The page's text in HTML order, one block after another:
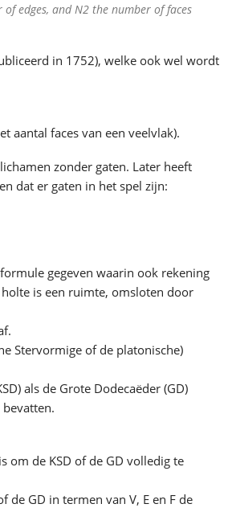
edges, and N2 the number of faces
in 1752), welke ook wel wordt
aantal faces van een veelvlak).
zonder gaten. Later heeft
dat er gaten in het spel zijn:
gegeven waarin ook rekening
is een ruimte, omsloten door
Stervormige of de platonische)
als de Grote Dodecaëder (GD)
om de KSD of de GD volledig te
de GD in termen van V, E en F de